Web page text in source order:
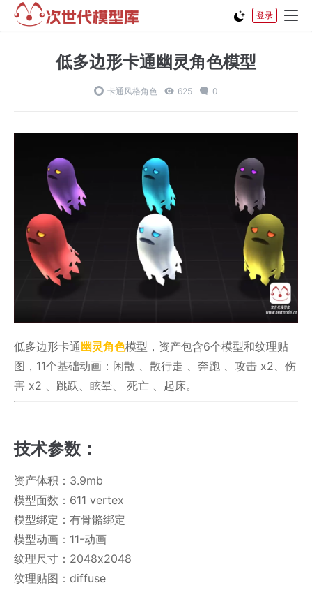
登录
低多边形卡通幽灵角色模型
卡通风格角色 625 0
低多边形卡通幽灵角色模型，资产包含6个模型和纹理贴
图，11个基础动画：闲散 、散行走 、奔跑 、攻击 x2、伤
害 x2 、跳跃、眩晕、 死亡 、起床。
技术参数：
资产体积：3.9mb
模型面数：611 vertex
模型绑定：有骨骼绑定
模型动画：11-动画
纹理尺寸：2048x2048
纹理贴图：diffuse